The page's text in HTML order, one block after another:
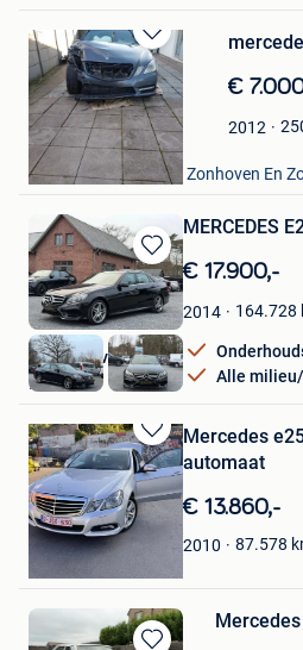
Bewaren
in
Mijn
Favorieten
€
2012
Bilal
Houthalen+ Deel Van Zonhoven En
Bewaren
in
Mijn
Favorieten
MERCEDES
€ 17.900,-
2014 164.728
Alle
iaMMar bv
Mol
Bewaren
in
Mijn
Favorieten
Mercedes
automaat
€ 13.860,-
2010 87.578
mevlut.isci